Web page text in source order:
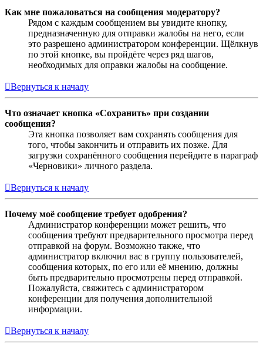
Как мне пожаловаться на сообщения модератору?
Рядом с каждым сообщением вы увидите кнопку,
предназначенную для отправки жалобы на него, если
это разрешено администратором конференции. Щёлкнув
по этой кнопке, вы пройдёте через ряд шагов,
необходимых для оправки жалобы на сообщение.
Вернуться к началу
Что означает кнопка «Сохранить» при создании
сообщения?
Эта кнопка позволяет вам сохранять сообщения для
того, чтобы закончить и отправить их позже. Для
загрузки сохранённого сообщения перейдите в параграф
«Черновики» личного раздела.
Вернуться к началу
Почему моё сообщение требует одобрения?
Администратор конференции может решить, что
сообщения требуют предварительного просмотра перед
отправкой на форум. Возможно также, что
администратор включил вас в группу пользователей,
сообщения которых, по его или её мнению, должны
быть предварительно просмотрены перед отправкой.
Пожалуйста, свяжитесь с администратором
конференции для получения дополнительной
информации.
Вернуться к началу